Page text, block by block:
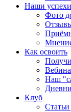
Наши успехи
Фото
Как освоить
Наш
Клуб
Статьи